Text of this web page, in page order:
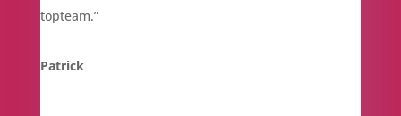
topteam.”
Patrick